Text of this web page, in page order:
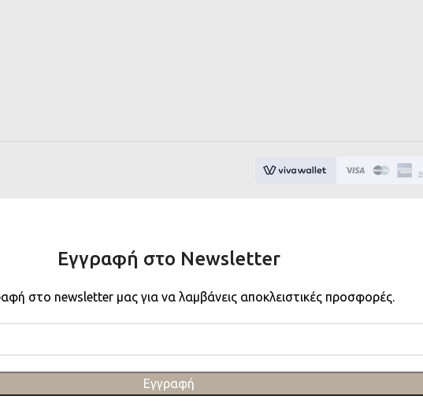
Εγγραφή στο Newsletter
στο newsletter μας για να λαμβάνεις αποκλειστικές προσφορές.
Εγγραφή